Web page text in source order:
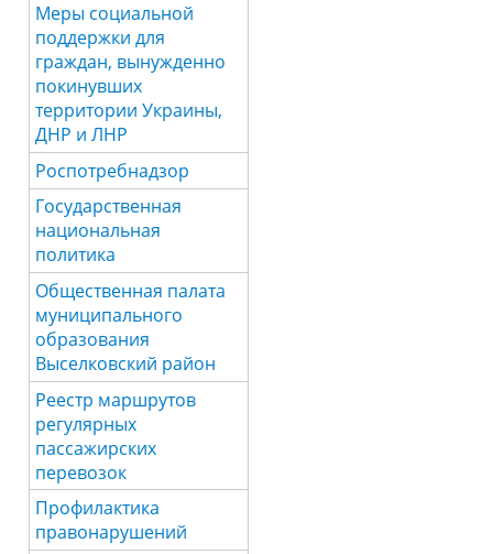
Меры социальной
поддержки для
граждан, вынужденно
покинувших
территории Украины,
ДНР и ЛНР
Роспотребнадзор
Государственная
национальная
политика
Общественная палата
муниципального
образования
Выселковский район
Реестр маршрутов
регулярных
пассажирских
перевозок
Профилактика
правонарушений